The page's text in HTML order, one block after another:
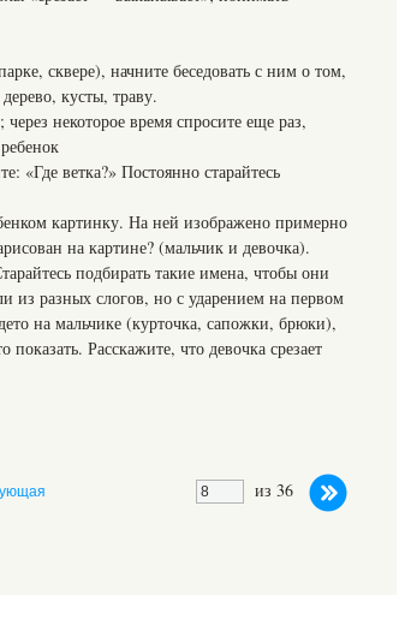
сквере), начните беседовать с ним о том,
кусты, траву.
некоторое время спросите еще раз,
«Где ветка?» Постоянно старайтесь
картинку. На ней изображено примерно
на картине? (мальчик и девочка).
подбирать такие имена, чтобы они
из разных слогов, но с ударением на первом
на мальчике (курточка, сапожки, брюки),
Расскажите, что девочка срезает
из 36